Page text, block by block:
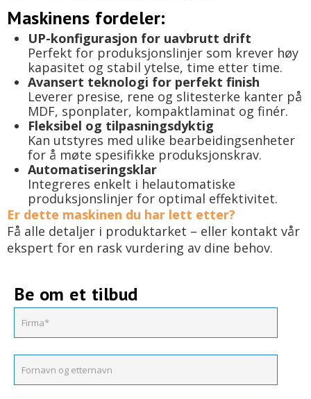
Maskinens fordeler:
UP-konfigurasjon for uavbrutt drift
Perfekt for produksjonslinjer som krever høy
kapasitet og stabil ytelse, time etter time.
Avansert teknologi for perfekt finish
Leverer presise, rene og slitesterke kanter på
MDF, sponplater, kompaktlaminat og finér.
Fleksibel og tilpasningsdyktig
Kan utstyres med ulike bearbeidingsenheter
for å møte spesifikke produksjonskrav.
Automatiseringsklar
Integreres enkelt i helautomatiske
produksjonslinjer for optimal effektivitet.
Er dette maskinen du har lett etter?
Få alle detaljer i produktarket – eller kontakt vår
ekspert for en rask vurdering av dine behov.
Be om et tilbud